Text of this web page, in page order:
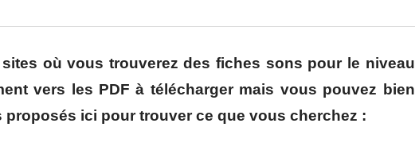
où vous trouverez des fiches sons pour le niveau
vers les PDF à télécharger mais vous pouvez bien
ici pour trouver ce que vous cherchez :